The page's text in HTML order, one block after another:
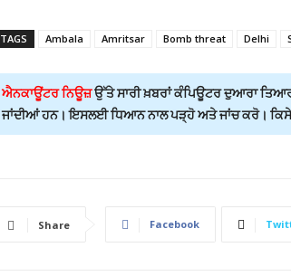
TAGS Ambala Amritsar Bomb threat Delhi
ਐਨਕਾਊਂਟਰ ਨਿਊਜ਼ਉੱਤੇ ਸਾਰੀ ਖ਼ਬਰਾਂ ਕੰਪਿਊਟਰ ਦੁਆਰਾ
ਜਾਂਦੀਆਂ ਹਨ। ਇਸਲਈ ਧਿਆਨ ਨਾਲ ਪੜ੍ਹੋ ਅਤੇ ਜਾਂਚ ਕਰੋ। ਕਿਸੇ
Share Facebook